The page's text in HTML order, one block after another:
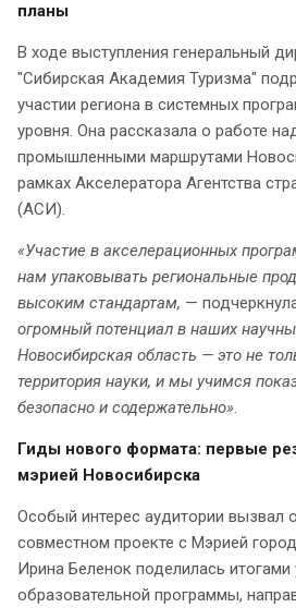
планы
В ходе выступления генеральный
"Сибирская Академия Туризма"
участии региона в системных
уровня. Она рассказала о работе
промышленными маршрутами
рамках Акселератора Агентства
(АСИ).
«Участие в акселерационных
нам упаковывать региональные
высоким стандартам, —
огромный потенциал в наших
Новосибирская область — это не
территория науки, и мы учимся
безопасно и содержательно».
Гиды нового формата: первые
мэрией Новосибирска
Особый интерес аудитории вызвал
совместном проекте с Мэрией
Ирина Беленок поделилась итогами
образовательной программы,